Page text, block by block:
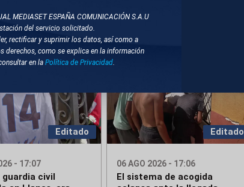
MEDIASET ESPAÑA COMUNICACIÓN S.A.U
del servicio solicitado.
rectificar y suprimir los datos, así como a
derechos, como se explica en la información
en la Política de Privacidad.
Editado
- 17:07
guardia civil
Editado
06 AGO 2026 - 17:06
El sistema de acogida